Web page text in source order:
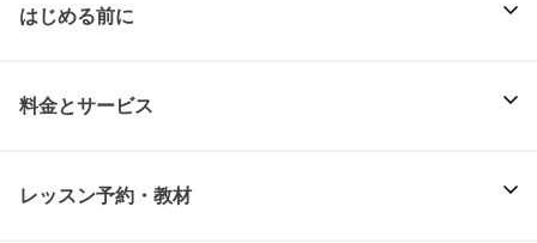
はじめる前に
料金とサービス
レッスン予約・教材